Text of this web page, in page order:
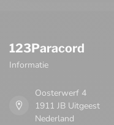
123Paracord
Informatie
Oosterwerf 4
1911 JB Uitgeest
Nederland